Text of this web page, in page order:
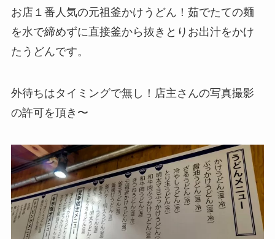
お店１番人気の元祖釜かけうどん！茹でたての麺
を水で締めずに直接釜から抜きとりお出汁をかけ
たうどんです。
外待ちはタイミングで無し！店主さんの写真撮影
の許可を頂き〜